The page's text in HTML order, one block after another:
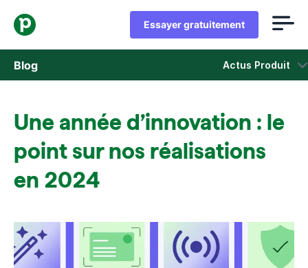
Essayer gratuitement
Blog Actus Produit
Marketing
Actus Produit
Une année d’innovation : le
point sur nos réalisations
en 2024